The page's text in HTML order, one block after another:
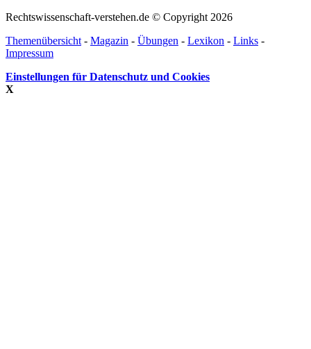
Rechtswissenschaft-verstehen.de © Copyright 2026
Themenübersicht - Magazin - Übungen - Lexikon - Links -
Impressum
Einstellungen für Datenschutz und Cookies
X